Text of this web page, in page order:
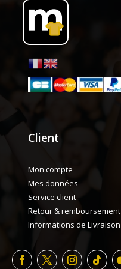
Client
Mon compte
Mes données
Service client
Retour & remboursement
Informations de Livraison